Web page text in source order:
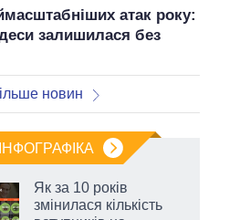
атак року:
залишилася без
новин
ІНФОГРАФІКА
Як за 10 років
змінилася кількість